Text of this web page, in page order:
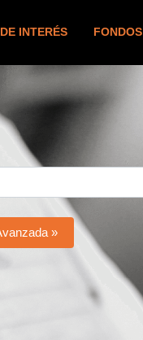
INTERÉS FONDOS
»